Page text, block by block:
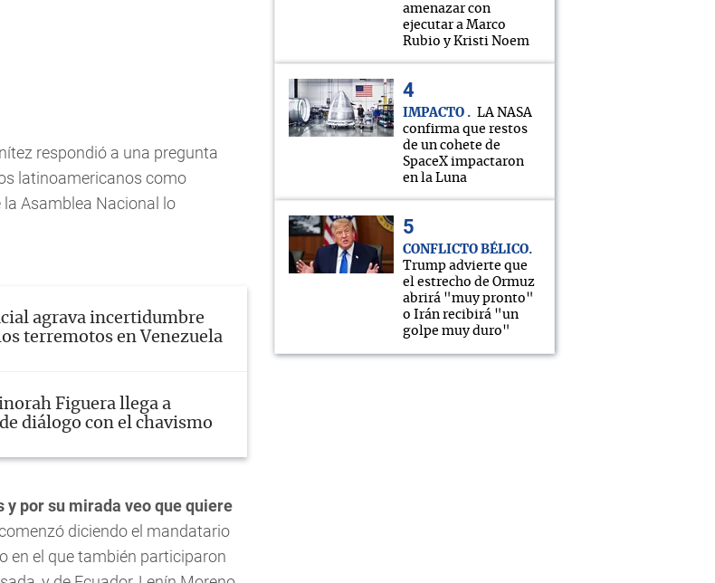
respondió a una pregunta
latinoamericanos como
la Asamblea Nacional lo
agrava incertidumbre
terremotos en Venezuela
Figuera llega a
diálogo con el chavismo
por su mirada veo que quiere
diciendo el mandatario
en el que también participaron
amenazar con
ejecutar a Marco
Rubio y Kristi Noem
IMPACTO
LA NASA
confirma que restos
de un cohete de
SpaceX impactaron
en la Luna
CONFLICTO BÉLICO
Trump advierte que
el estrecho de Ormuz
abrirá "muy pronto"
o Irán recibirá "un
golpe muy duro"